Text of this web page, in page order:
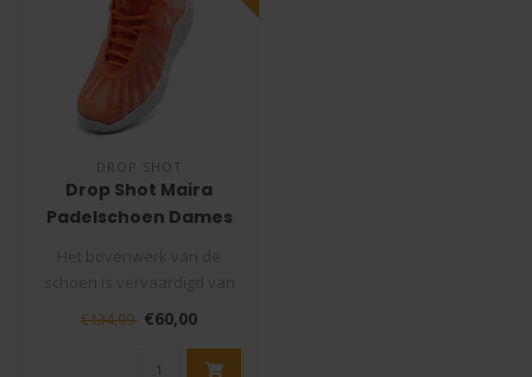
DROP SHOT
Drop Shot Maira
Padelschoen Dames
naadloos en ademend
mesh dat vers..
€134,99 €60,00